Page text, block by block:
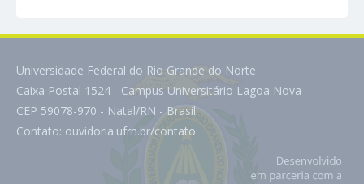
Universidade Federal do Rio Grande do Norte
Caixa Postal 1524 - Campus Universitário Lagoa Nova
CEP 59078-970 - Natal/RN - Brasil
Contato: ouvidoria.ufrn.br/contato